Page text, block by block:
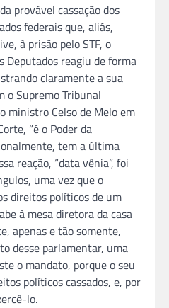
provável cassação dos
federais que, aliás,
à prisão pelo STF, o
Deputados reagiu de forma
claramente a sua
o Supremo Tribunal
ministro Celso de Melo em
“é o Poder da
tem a última
reação, “data vênia”, foi
uma vez que o
direitos políticos de um
à mesa diretora da casa
apenas e tão somente,
desse parlamentar, uma
o mandato, porque o seu
políticos cassados, e, por
lo.